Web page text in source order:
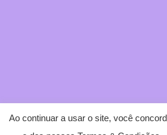
Ao continuar a usar o site, você